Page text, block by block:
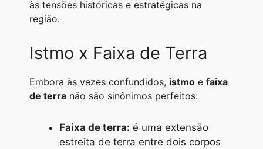
às tensões históricas e estratégicas na
região.
Istmo x Faixa de Terra
Embora às vezes confundidos, istmo e faixa
de terra não são sinônimos perfeitos:
Faixa de terra: é uma extensão
estreita de terra entre dois corpos